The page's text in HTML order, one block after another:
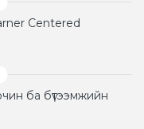
Centered
ба бүтээмжийн